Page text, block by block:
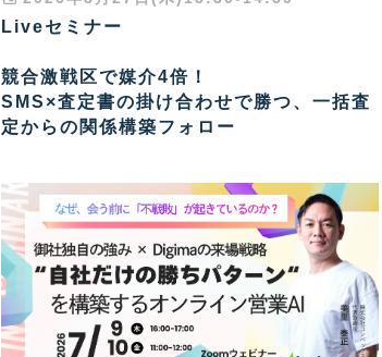
Liveセミナー
競合激戦区で媒介4倍！
SMS×査定書の掛け合わせで勝つ、一括査
定からの関係構築フォロー